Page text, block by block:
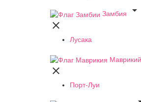
Замбия


Лусака
Маврикий

Порт-Луи